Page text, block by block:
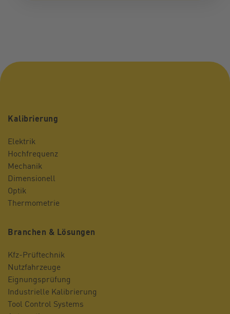
Kalibrierung
Elektrik
Hochfrequenz
Mechanik
Dimensionell
Optik
Thermometrie
Branchen & Lösungen
Kfz-Prüftechnik
Nutzfahrzeuge
Eignungsprüfung
Industrielle Kalibrierung
Tool Control Systems